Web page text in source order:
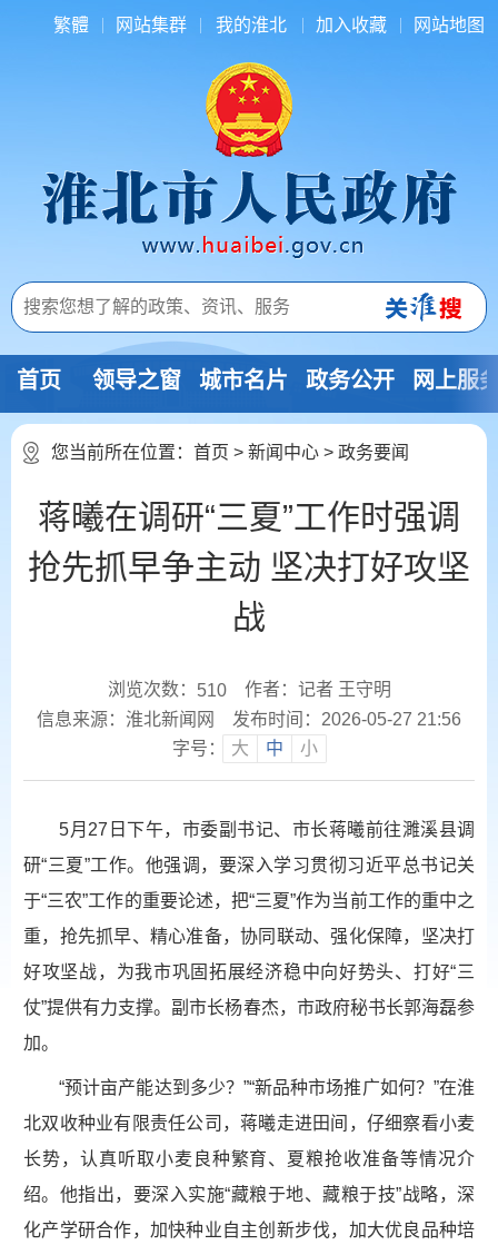
繁體 网站集群 我的淮北 加入收藏 网站地图
首页 领导之窗 城市名片 政务公开 网上服
您当前所在位置： 首页 > 新闻中心 > 政务要闻
蒋曦在调研“三夏”工作时强调
抢先抓早争主动 坚决打好攻坚
战
浏览次数： 510
作者：记者 王守明
信息来源：淮北新闻网
发布时间：2026-05-27 21:56
字号：
大 中 小
5月27日下午，市委副书记、市长蒋曦前往濉溪县调
研“三夏”工作。他强调，要深入学习贯彻习近平总书记关
于“三农”工作的重要论述，把“三夏”作为当前工作的重中之
重，抢先抓早、精心准备，协同联动、强化保障，坚决打
好攻坚战，为我市巩固拓展经济稳中向好势头、打好“三
仗”提供有力支撑。副市长杨春杰，市政府秘书长郭海磊参
加。
“预计亩产能达到多少？”“新品种市场推广如何？”在淮
北双收种业有限责任公司，蒋曦走进田间，仔细察看小麦
长势，认真听取小麦良种繁育、夏粮抢收准备等情况介
绍。他指出，要深入实施“藏粮于地、藏粮于技”战略，深
化产学研合作，加快种业自主创新步伐，加大优良品种培